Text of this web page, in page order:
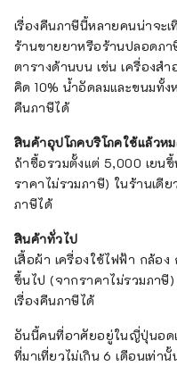
เรื่องคืนภาษีนี้หลายคนน่าจะ
ร้านขายยาหรือร้านปลอดภา
ตารางด้านบน เช่น เครื่องส
คิด 10% น้ำอัดลมและขนมทั้ง
คืนภาษีได้
สินค้าอุปโภคบริโภคใช้แล้วห
ถ้าซื้อรวมตั้งแต่ 5,000 เยน
ราคาไม่รวมภาษี) ในร้านเดี
ภาษีได้
สินค้าทั่วไป
เสื้อผ้า เครื่องใช้ไฟฟ้า กล้อ
ขึ้นไป (จากราคาไม่รวมภาษี
เรื่องคืนภาษีได้
อันนี้คนที่อาศัยอยู่ในญี่ปุ่นอดเ
ที่มาเที่ยวไม่เกิน 6 เดือนเท่านั้